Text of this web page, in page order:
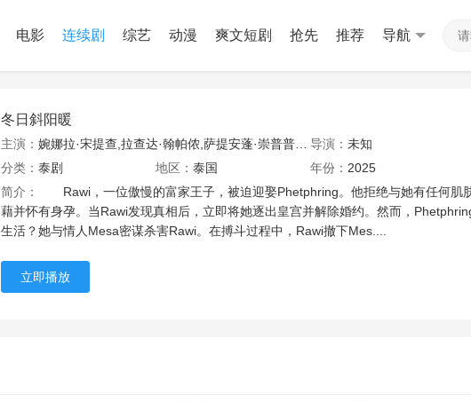
电影 连续剧 综艺 动漫 爽文短剧 抢先 推荐 导航
冬日斜阳暖
主演： 婉娜拉·宋提查,拉查达·翰帕侬,萨提安蓬·崇普普洛伊 导演： 未知
分类： 泰剧 地区： 泰国 年份： 2025
简介：
Rawi，一位傲慢的富家王子，被迫迎娶Phetphring。他拒绝与她有任何肌
藉并怀有身孕。当Rawi发现真相后，立即将她逐出皇宫并解除婚约。然而，
生活？她与情人Mesa密谋杀害Rawi。在搏斗过程中，Rawi撤下Mes....
立即播放